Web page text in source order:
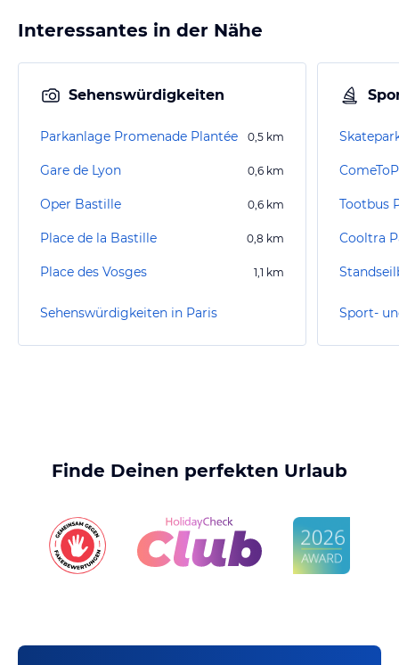
Interessantes in der Nähe
Sehenswürdigkeiten
Parkanlage Promenade Plantée 0,5 km
Gare de Lyon 0,6 km
Oper Bastille 0,6 km
Place de la Bastille 0,8 km
Place des Vosges 1,1 km
Sehenswürdigkeiten in Paris
Tootbus
Cooltra
Sport-
Finde Deinen perfekten Urlaub